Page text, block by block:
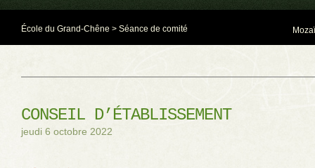
École du Grand-Chêne > Séance de comité
CONSEIL D’ÉTABLISSEMENT
jeudi 6 octobre 2022